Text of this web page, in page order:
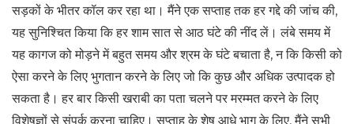
सड़कों के भीतर कॉल कर रहा था। मैंने एक सप्ताह तक हर गद्दे की जांच की,
यह सुनिश्चित किया कि हर शाम सात से आठ घंटे की नींद लें। लंबे समय में
यह कागज को मोड़ने में बहुत समय और श्रम के घंटे बचाता है, न कि किसी को
ऐसा करने के लिए भुगतान करने के लिए जो कि कुछ और अधिक उत्पादक हो
सकता है। हर बार किसी खराबी का पता चलने पर मरम्मत करने के लिए
विशेषज्ञों से संपर्क करना चाहिए। सप्ताह के शेष आधे भाग के लिए, मैंने सभी